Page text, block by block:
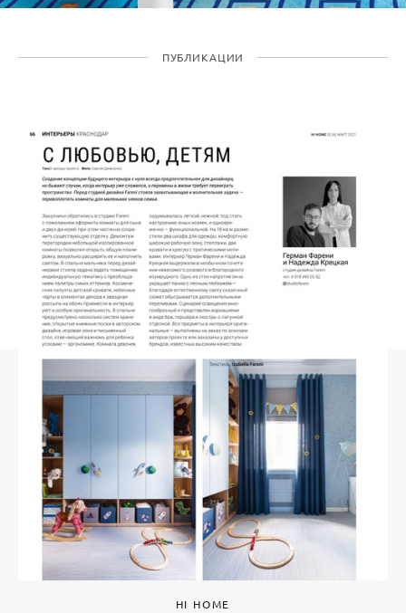
ПУБЛИКАЦИИ
HI HOME